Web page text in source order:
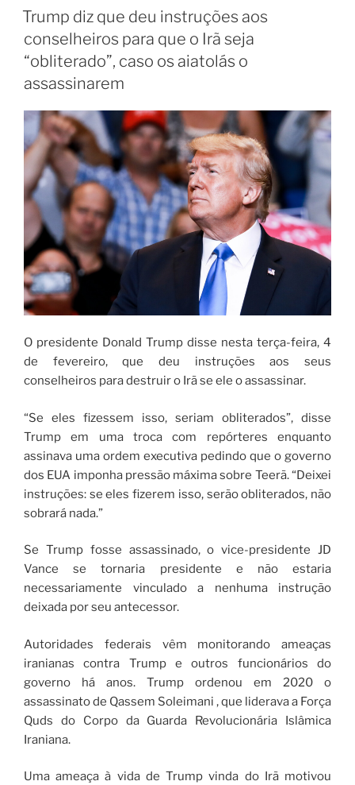
Trump diz que deu instruções aos
conselheiros para que o Irã seja
“obliterado”, caso os aiatolás o
assassinarem
O presidente Donald Trump disse nesta terça-feira, 4
de fevereiro, que deu instruções aos seus
conselheiros para destruir o Irã se ele o assassinar.
“Se eles fizessem isso, seriam obliterados”, disse
Trump em uma troca com repórteres enquanto
assinava uma ordem executiva pedindo que o governo
dos EUA imponha pressão máxima sobre Teerã. “Deixei
instruções: se eles fizerem isso, serão obliterados, não
sobrará nada.”
Se Trump fosse assassinado, o vice-presidente JD
Vance se tornaria presidente e não estaria
necessariamente vinculado a nenhuma instrução
deixada por seu antecessor.
Autoridades federais vêm monitorando ameaças
iranianas contra Trump e outros funcionários do
governo há anos. Trump ordenou em 2020 o
assassinato de Qassem Soleimani , que liderava a Força
Quds do Corpo da Guarda Revolucionária Islâmica
Iraniana.
Uma ameaça à vida de Trump vinda do Irã motivou